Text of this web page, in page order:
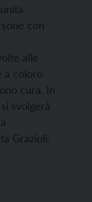
con
alle
a coloro
cura. In
svolgerà
Grazioli.